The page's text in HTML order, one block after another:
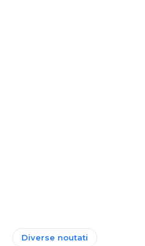
Diverse noutati